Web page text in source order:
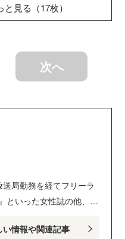
見る（17枚）
次へ
局勤務を経てフリーラ
み物”と言
い情報や関連記事